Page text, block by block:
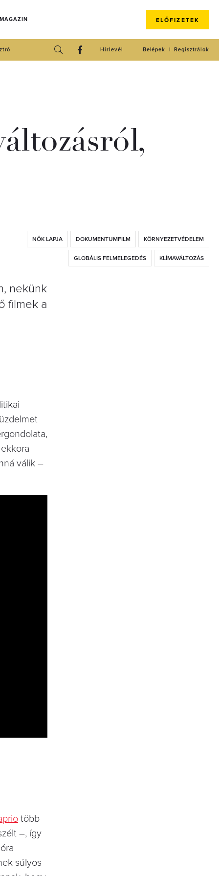
ELŐFIZETEK
Regisztrálok
Belépek
Hírlevél
NŐK LAPJA DOKUMENTUMFILM KÖRNYEZETVÉDELEM
GLOBÁLIS FELMELEGEDÉS KLÍMAVÁLTOZÁS
nekünk
filmek a
válik –
több
–, így
súlyos